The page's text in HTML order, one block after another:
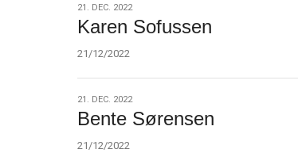
21.
dec.
21. DEC. 2022
Karen Sofussen
21/12/2022
21.
dec.
21. DEC. 2022
Bente Sørensen
21/12/2022